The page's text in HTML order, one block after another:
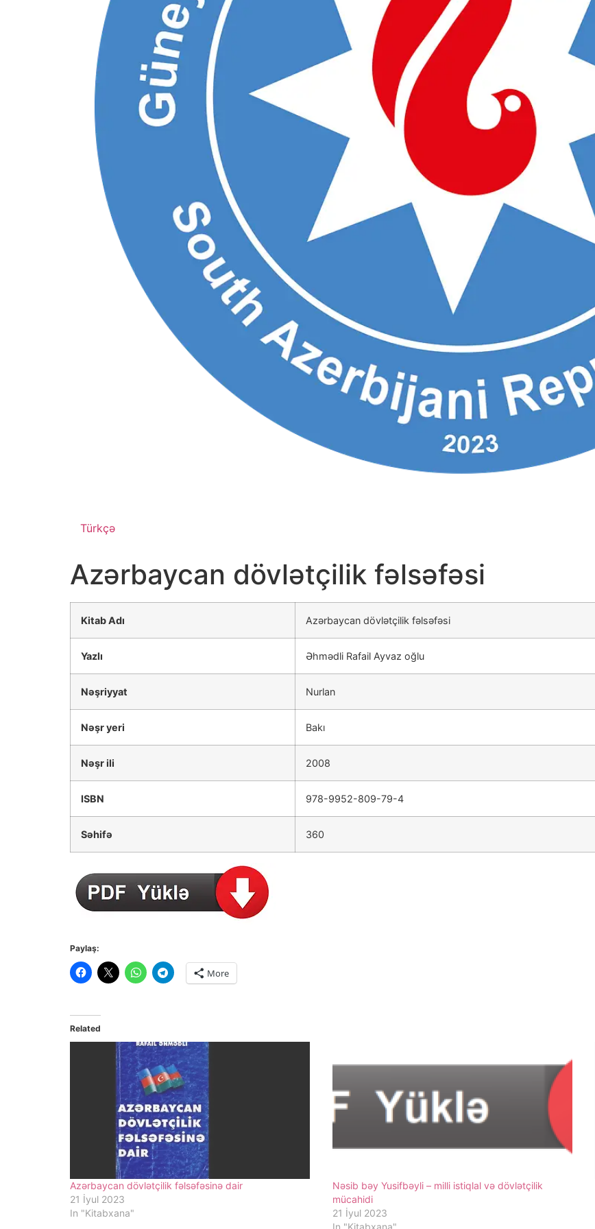
Türkçə
Azərbaycan dövlətçilik fəlsəfəsi
Kitab Adı Azərbaycan dövlətçilik fəlsəfəsi
Yazlı Əhmədli Rafail Ayvaz oğlu
Nəşriyyat Nurlan
Nəşr yeri Bakı
Nəşr ili 2008
ISBN 978-9952-809-79-4
Səhifə 360
Paylaş:
More
Related
Azərbaycan dövlətçilik fəlsəfəsinə dair
21 İyul 2023
In "Kitabxana"
Nəsib bəy Yusifbəyli – milli istiqlal və dövlətçilik
mücahidi
21 İyul 2023